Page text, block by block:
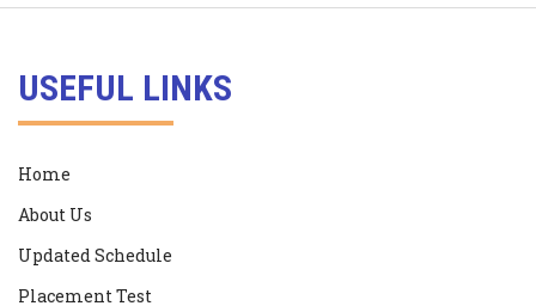
USEFUL LINKS
Home
About Us
Updated Schedule
Placement Test